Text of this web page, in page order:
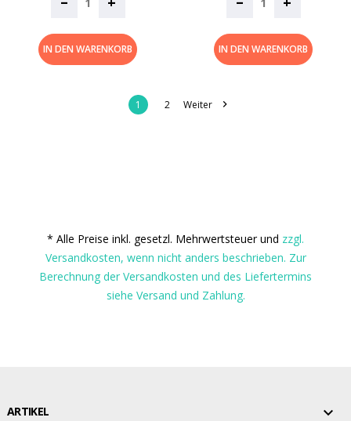
IN DEN WARENKORB IN DEN WARENKORB
1 2 Weiter 
* Alle Preise inkl. gesetzl. Mehrwertsteuer und zzgl.
Versandkosten, wenn nicht anders beschrieben. Zur
Berechnung der Versandkosten und des Liefertermins
siehe Versand und Zahlung.
ARTIKEL 